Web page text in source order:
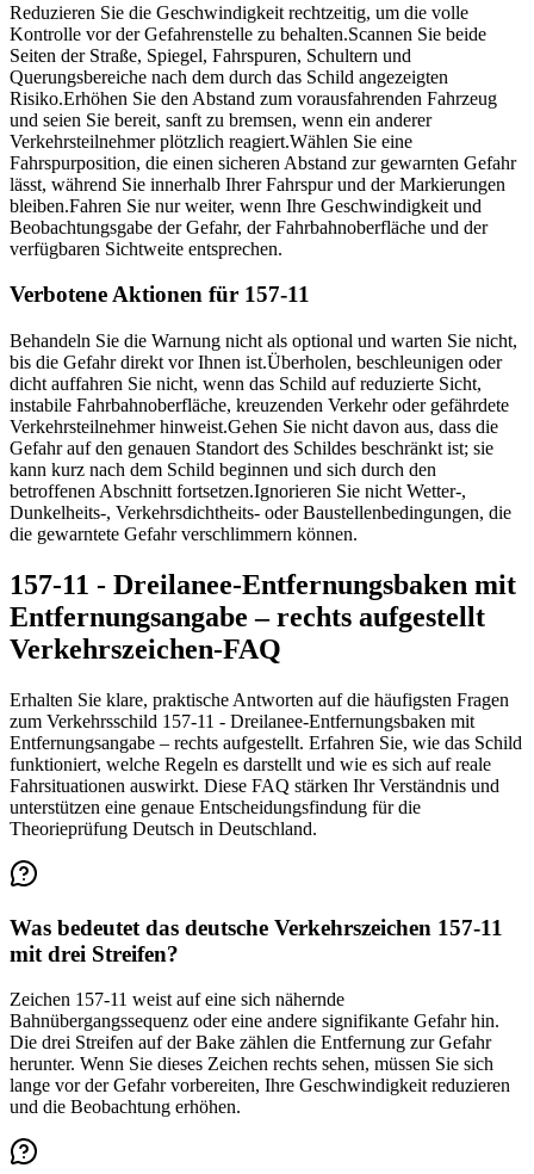
Reduzieren Sie die Geschwindigkeit rechtzeitig, um die volle
Kontrolle vor der Gefahrenstelle zu behalten.Scannen Sie beide
Seiten der Straße, Spiegel, Fahrspuren, Schultern und
Querungsbereiche nach dem durch das Schild angezeigten
Risiko.Erhöhen Sie den Abstand zum vorausfahrenden Fahrzeug
und seien Sie bereit, sanft zu bremsen, wenn ein anderer
Verkehrsteilnehmer plötzlich reagiert.Wählen Sie eine
Fahrspurposition, die einen sicheren Abstand zur gewarnten Gefahr
lässt, während Sie innerhalb Ihrer Fahrspur und der Markierungen
bleiben.Fahren Sie nur weiter, wenn Ihre Geschwindigkeit und
Beobachtungsgabe der Gefahr, der Fahrbahnoberfläche und der
verfügbaren Sichtweite entsprechen.
Verbotene Aktionen für 157-11
Behandeln Sie die Warnung nicht als optional und warten Sie nicht,
bis die Gefahr direkt vor Ihnen ist.Überholen, beschleunigen oder
dicht auffahren Sie nicht, wenn das Schild auf reduzierte Sicht,
instabile Fahrbahnoberfläche, kreuzenden Verkehr oder gefährdete
Verkehrsteilnehmer hinweist.Gehen Sie nicht davon aus, dass die
Gefahr auf den genauen Standort des Schildes beschränkt ist; sie
kann kurz nach dem Schild beginnen und sich durch den
betroffenen Abschnitt fortsetzen.Ignorieren Sie nicht Wetter-,
Dunkelheits-, Verkehrsdichtheits- oder Baustellenbedingungen, die
die gewarntete Gefahr verschlimmern können.
157-11 - Dreilanee-Entfernungsbaken mit
Entfernungsangabe – rechts aufgestellt
Verkehrszeichen-FAQ
Erhalten Sie klare, praktische Antworten auf die häufigsten Fragen
zum Verkehrsschild 157-11 - Dreilanee-Entfernungsbaken mit
Entfernungsangabe – rechts aufgestellt. Erfahren Sie, wie das Schild
funktioniert, welche Regeln es darstellt und wie es sich auf reale
Fahrsituationen auswirkt. Diese FAQ stärken Ihr Verständnis und
unterstützen eine genaue Entscheidungsfindung für die
Theorieprüfung Deutsch in Deutschland.
Was bedeutet das deutsche Verkehrszeichen 157-11
mit drei Streifen?
Zeichen 157-11 weist auf eine sich nähernde
Bahnübergangssequenz oder eine andere signifikante Gefahr hin.
Die drei Streifen auf der Bake zählen die Entfernung zur Gefahr
herunter. Wenn Sie dieses Zeichen rechts sehen, müssen Sie sich
lange vor der Gefahr vorbereiten, Ihre Geschwindigkeit reduzieren
und die Beobachtung erhöhen.